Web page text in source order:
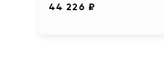
44 226 ₽